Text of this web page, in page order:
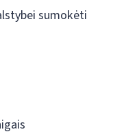
sumokėti